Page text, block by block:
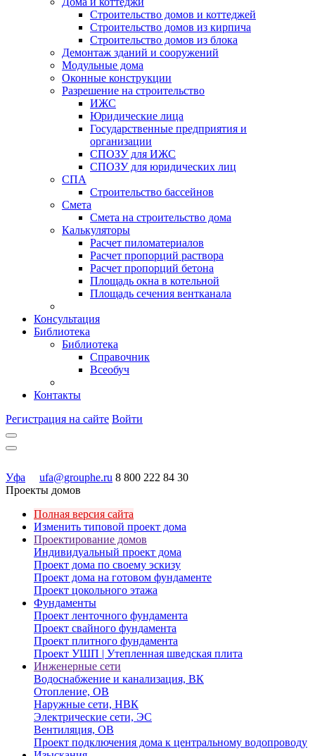
Строительство домов и коттеджей
Строительство домов из кирпича
Строительство домов из блока
Демонтаж зданий и сооружений
Модульные дома
Оконные конструкции
Разрешение на строительство
ИЖС
Юридические лица
Государственные предприятия и
организации
СПОЗУ для ИЖС
СПОЗУ для юридических лиц
СПА
Строительство бассейнов
Смета
Смета на строительство дома
Калькуляторы
Расчет пиломатериалов
Расчет пропорций раствора
Расчет пропорций бетона
Площадь окна в котельной
Площадь сечения вентканала
Консультация
Библиотека
Библиотека
Справочник
Всеобуч
Контакты
Регистрация на сайте Войти
Уфа ufa@grouphe.ru 8 800 222 84 30
Проекты домов
Полная версия сайта
Изменить типовой проект дома
Проектирование домов
Индивидуальный проект дома
Проект дома по своему эскизу
Проект дома на готовом фундаменте
Проект цокольного этажа
Фундаменты
Проект ленточного фундамента
Проект свайного фундамента
Проект плитного фундамента
Проект УШП | Утепленная шведская плита
Инженерные сети
Водоснабжение и канализация, ВК
Отопление, ОВ
Наружные сети, НВК
Электрические сети, ЭС
Вентиляция, ОВ
Проект подключения дома к центральному водопроводу